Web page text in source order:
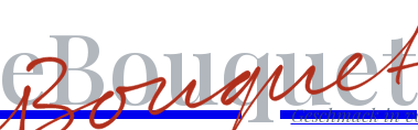
Geschmack in